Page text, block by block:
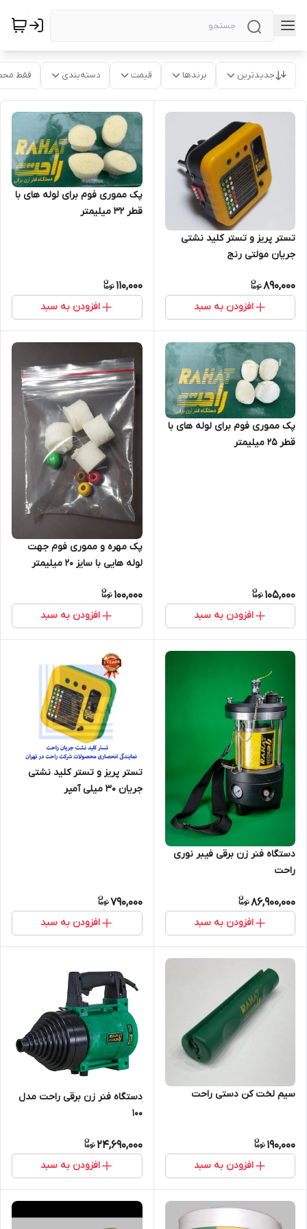
جدیدترین برندها قیمت دسته‌بندی فقط
تستر پریز و تستر کلید نشتی
جریان مولتی رنج
890,000
افزودن به سبد
پک مموری فوم برای لوله های با
قطر 32 میلیمتر
110,000
افزودن به سبد
پک مموری فوم برای لوله های با
قطر 25 میلیمتر
105,000
افزودن به سبد
پک مهره و مموری فوم جهت
لوله هایی با سایز ۲۰ میلیمتر
100,000
افزودن به سبد
دستگاه فنر زن برقی فیبر نوری
راحت
86,900,000
افزودن به سبد
تستر پریز و تستر کلید نشتی
جریان 30 میلی آمپر
790,000
افزودن به سبد
سیم لخت کن دستی راحت
190,000
افزودن به سبد
دستگاه فنر زن برقی راحت مدل
100
24,690,000
افزودن به سبد